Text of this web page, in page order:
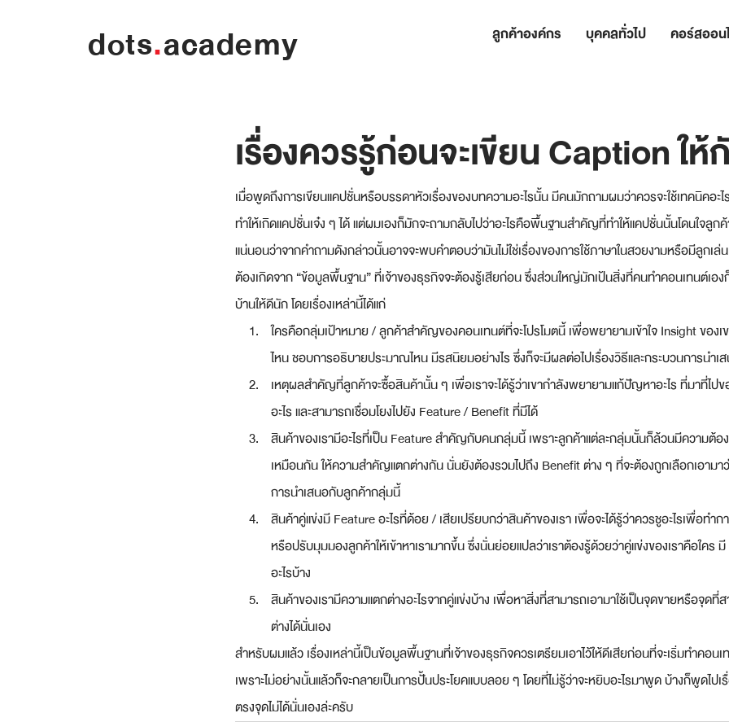
dots.academy ลูกค้าองค์กร บุคคลทั่วไป คอร์สออน
เรื่องควรรู้ก่อนจะเขียน Caption ใ
เมื่อพูดถึงการเขียนแคปชั่นหรือบรรดาหัวเรื่องของบทความอะไรนั้น มีคนมักถามผมว่าควรจะใช้เทคนิคอะไ
ทำให้เกิดแคปชั่นเจ๋ง ๆ ได้ แต่ผมเองก็มักจะถามกลับไปว่าอะไรคือพื้นฐานสำคัญที่ทำให้แคปชั่นนั้นโดนใจลูก
แน่นอนว่าจากคำถามดังกล่าวนั้นอาจจะพบคำตอบว่ามันไม่ใช่เรื่องของการใช้ภาษาในสวยงามหรือมีลูกเล่
ต้องเกิดจาก “ข้อมูลพื้นฐาน” ที่เจ้าของธุรกิจจะต้องรู้เสียก่อน ซึ่งส่วนใหญ่มักเป้นสิ่งที่คนทำคอนเทนต์เอ
บ้านให้ดีนัก โดยเรื่องเหล่านี้ได้แก่
ใครคือกลุ่มเป้าหมาย / ลูกค้าสำคัญของคอนเทนต์ที่จะโปรโมตนี้ เพื่อพยายามเข้าใจ Insight ของเ
ไหน ชอบการอธิบายประมาณไหน มีรสนิยมอย่างไร ซึ่งก็จะมีผลต่อไปเรื่องวิธีและกระบวนการนำเ
เหตุผลสำคัญที่ลูกค้าจะซื้อสินค้านั้น ๆ เพื่อเราจะได้รู้ว่าเขากำลังพยายามแก้ปัญหาอะไร ที่มาที่ไป
อะไร และสามารถเชื่อมโยงไปยัง Feature / Benefit ที่มีได้
สินค้าของเรามีอะไรที่เป็น Feature สำคัญกับคนกลุ่มนี้ เพราะลูกค้าแต่ละกลุ่มนั้นก็ล้วนมีความต้
เหมือนกัน ให้ความสำคัญแตกต่างกัน นั่นยังต้องรวมไปถึง Benefit ต่าง ๆ ที่จะต้องถูกเลือกเอามาว่
การนำเสนอกับลูกค้ากลุ่มนี้
สินค้าคู่แข่งมี Feature อะไรที่ด้อย / เสียเปรียบกว่าสินค้าของเรา เพื่อจะได้รู้ว่าควรชูอะไรเพื่อทำก
หรือปรับมุมมองลูกค้าให้เข้าหาเรามากขึ้น ซึ่งนั่นย่อยแปลว่าเราต้องรู้ด้วยว่าคู่แข่งของเราคือใคร
อะไรบ้าง
สินค้าของเรามีความแตกต่างอะไรจากคู่แข่งบ้าง เพื่อหาสิ่งที่สามารถเอามาใช้เป็นจุดขายหรือจุดที่
ต่างได้นั่นเอง
สำหรับผมแล้ว เรื่องเหล่านี้เป็นข้อมูลพื้นฐานที่เจ้าของธุรกิจควรเตรียมเอาไว้ให้ดีเสียก่อนที่จะเริ่มทำคอน
เพราะไม่อย่างนั้นแล้วก็จะกลายเป็นการปั้นประโยคแบบลอย ๆ โดยที่ไม่รู้ว่าจะหยิบอะไรมาพูด บ้างก็พูดไปเ
ตรงจุดไม่ได้นั่นเองล่ะครับ